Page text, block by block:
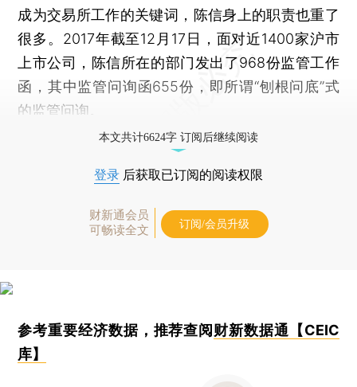
成为交易所工作的关键词，陈信身上的职责也重了
很多。2017年截至12月17日，面对近1400家沪市
上市公司，陈信所在的部门发出了968份监管工作
函，其中监管问询函655份，即所谓“刨根问底”式
的监管问询。
本文共计6624字 订阅后继续阅读
登录 后获取已订阅的阅读权限
财新通会员
可畅读全文
订阅/会员升级
参考重要经济数据，推荐查阅 财新数据通【CEIC
库】